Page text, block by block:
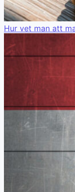
Hur vet man att